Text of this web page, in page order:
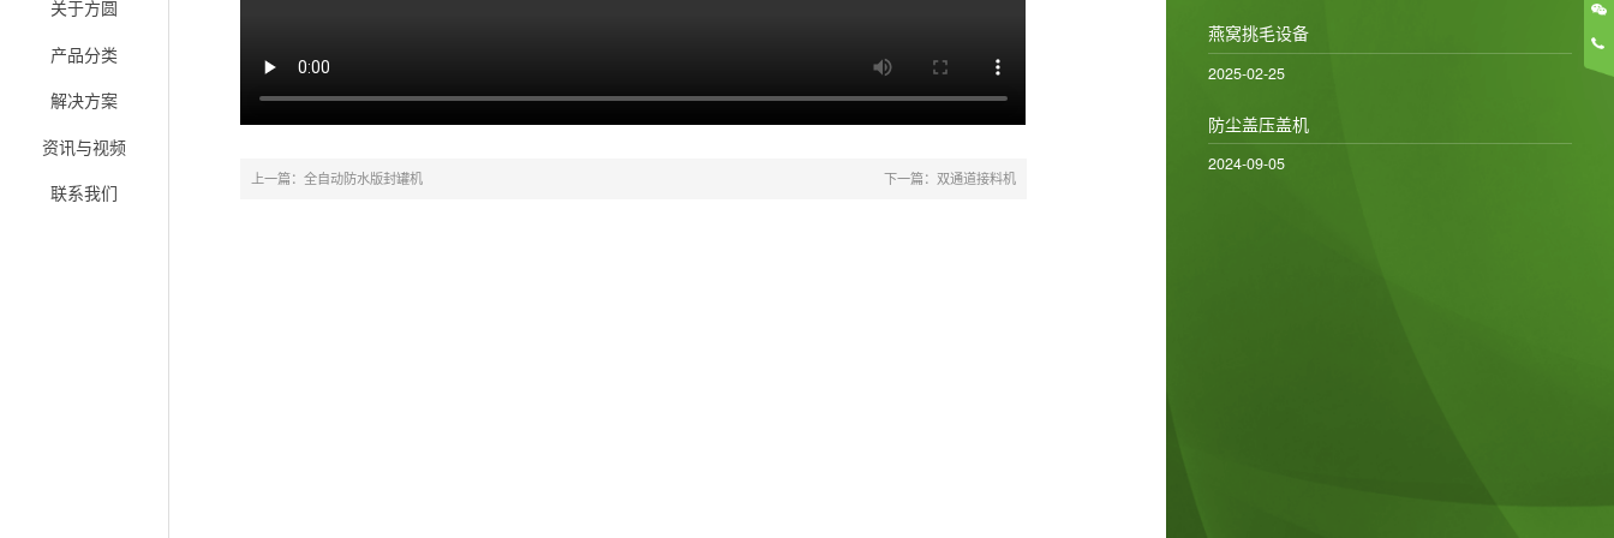
关于方圆
产品分类
解决方案
资讯与视频
联系我们
上一篇：全自动防水版封罐机 下一篇：双通道接料机
燕窝挑毛设备
2025-02-25
防尘盖压盖机
2024-09-05